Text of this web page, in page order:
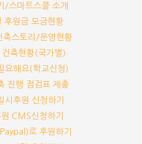
/스마트스쿨 소개
후원금 모금현황
축스토리/운영현황
축현황(국가별)
요해요(학교신청)
진행 점검표 제출
후원 신청하기
CMS신청하기
로 후원하기